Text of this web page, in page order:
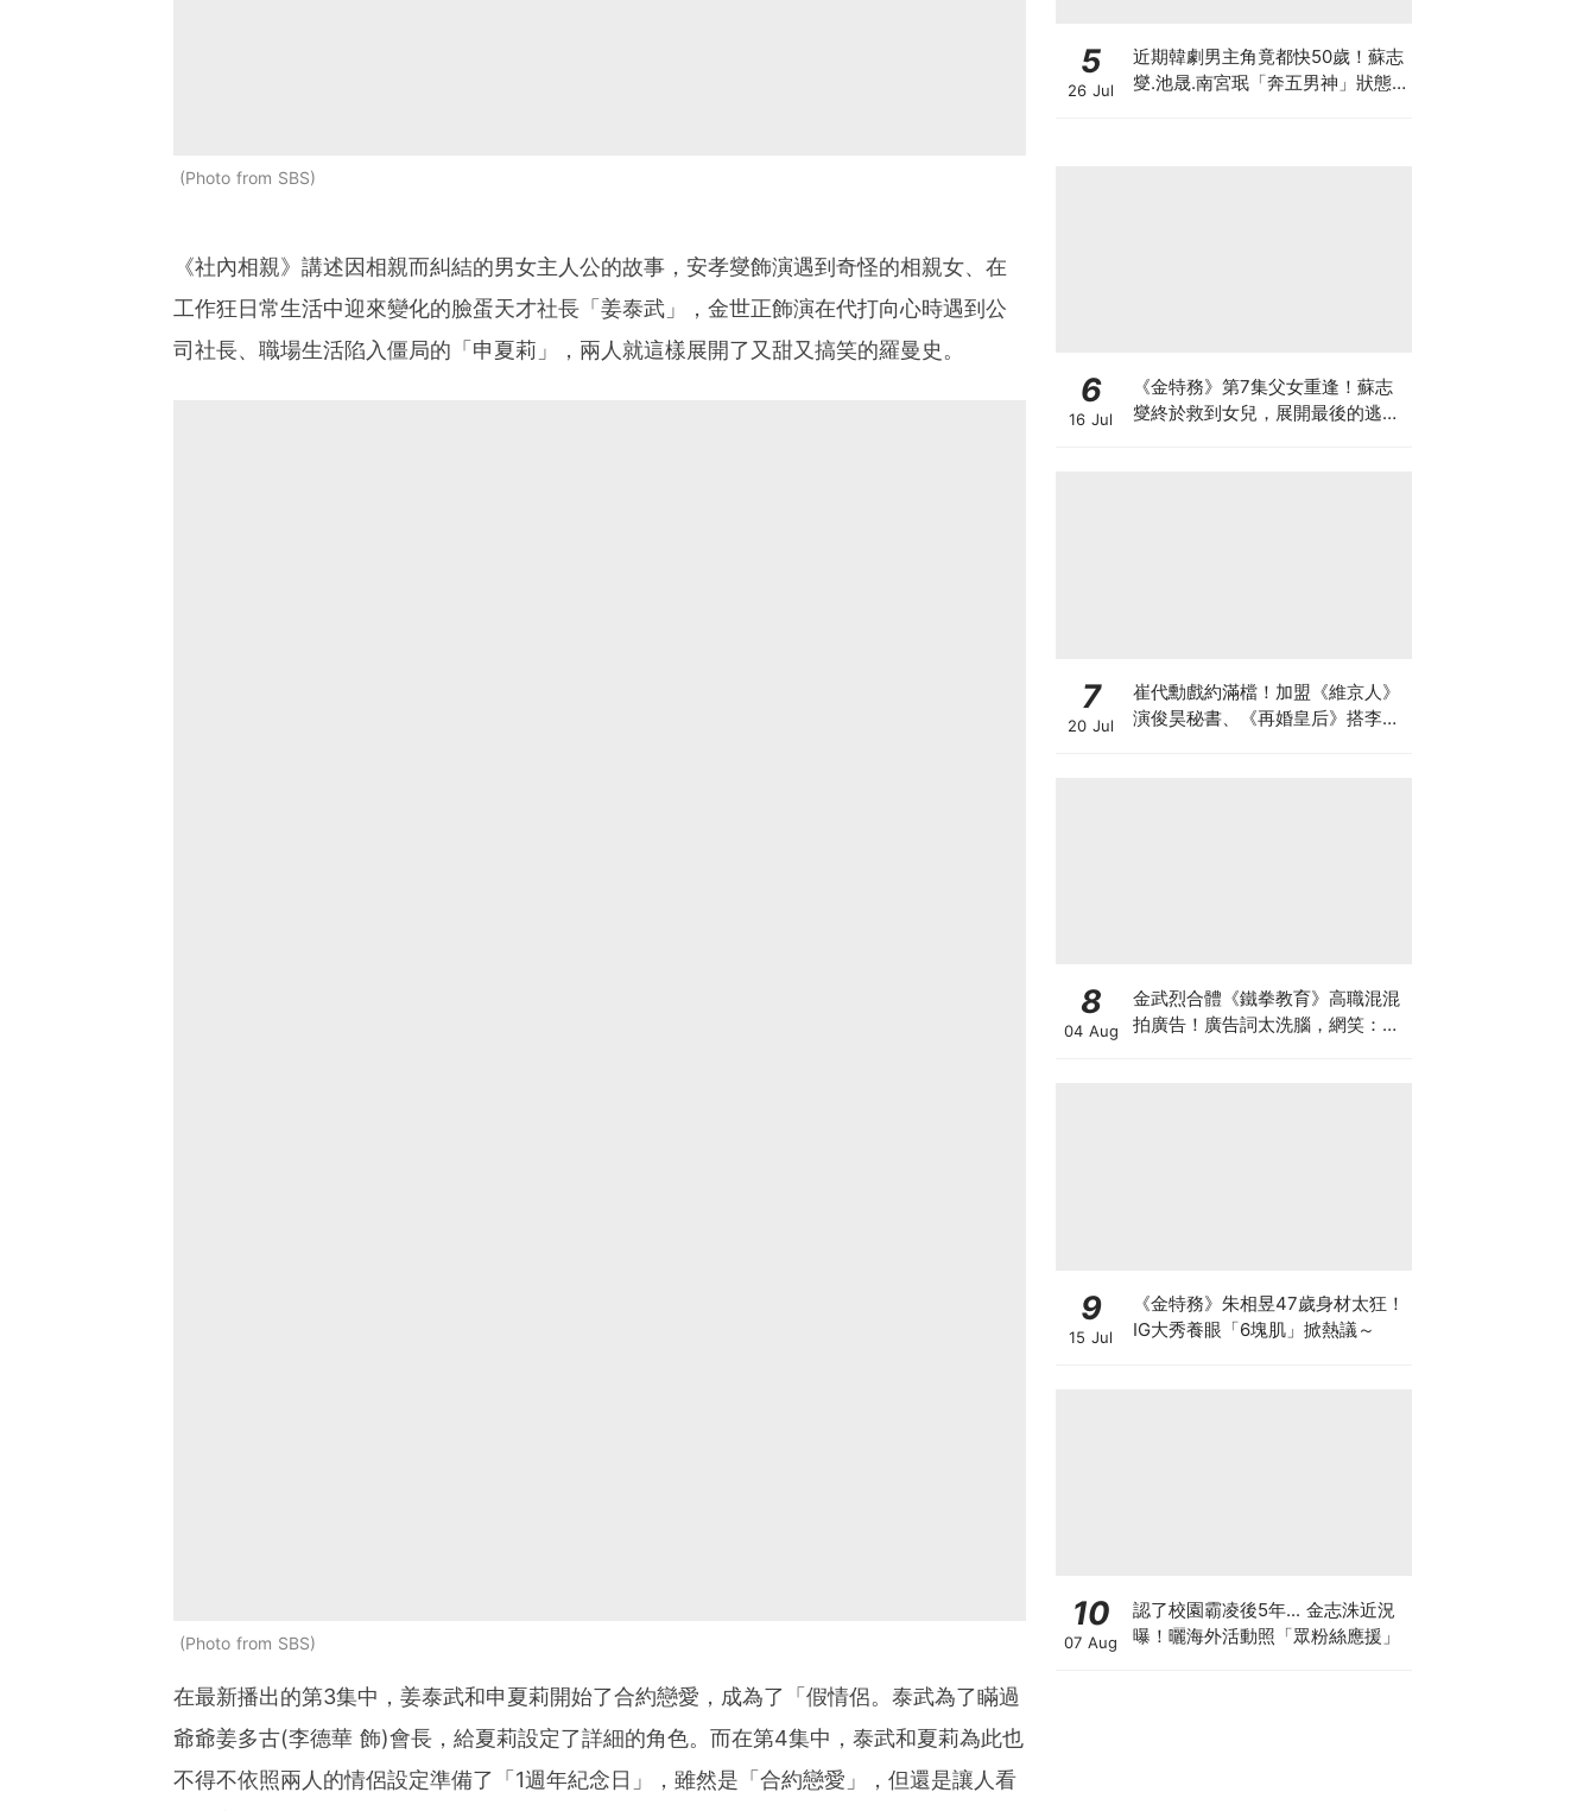
Photo from SBS
《社內相親》講述因相親而糾結的男女主人公的故事，安孝燮飾演遇到奇怪的相親女、在
工作狂日常生活中迎來變化的臉蛋天才社長「姜泰武」，金世正飾演在代打向心時遇到公
司社長、職場生活陷入僵局的「申夏莉」，兩人就這樣展開了又甜又搞笑的羅曼史。
Photo from SBS
在最新播出的第3集中，姜泰武和申夏莉開始了合約戀愛，成為了「假情侶。泰武為了瞞過
爺爺姜多古(李德華 飾)會長，給夏莉設定了詳細的角色。而在第4集中，泰武和夏莉為此也
不得不依照兩人的情侶設定準備了「1週年紀念日」，雖然是「合約戀愛」，但還是讓人看
5
26 Jul
近期韓劇男主角竟都快50歲！蘇志
燮.池晟.南宮珉「奔五男神」狀態
6
16 Jul
《金特務》第7集父女重逢！蘇志
燮終於救到女兒，展開最後的逃脫
7
20 Jul
崔代勳戲約滿檔！加盟《維京人》
演俊昊秘書、《再婚皇后》搭李鍾
8
04 Aug
金武烈合體《鐵拳教育》高職混混
拍廣告！廣告詞太洗腦，網笑：像
9
15 Jul
《金特務》朱相昱47歲身材太狂！
IG大秀養眼「6塊肌」掀熱議～
10
07 Aug
認了校園霸凌後5年... 金志洙近況
曝！曬海外活動照「眾粉絲應援」